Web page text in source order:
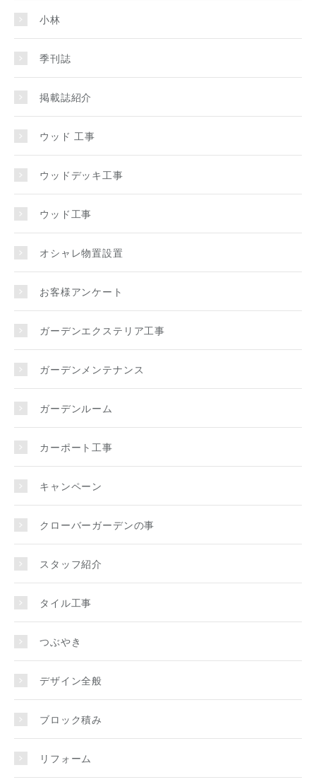
小林
季刊誌
掲載誌紹介
ウッド 工事
ウッドデッキ工事
ウッド工事
オシャレ物置設置
お客様アンケート
ガーデンエクステリア工事
ガーデンメンテナンス
ガーデンルーム
カーポート工事
キャンペーン
クローバーガーデンの事
スタッフ紹介
タイル工事
つぶやき
デザイン全般
ブロック積み
リフォーム